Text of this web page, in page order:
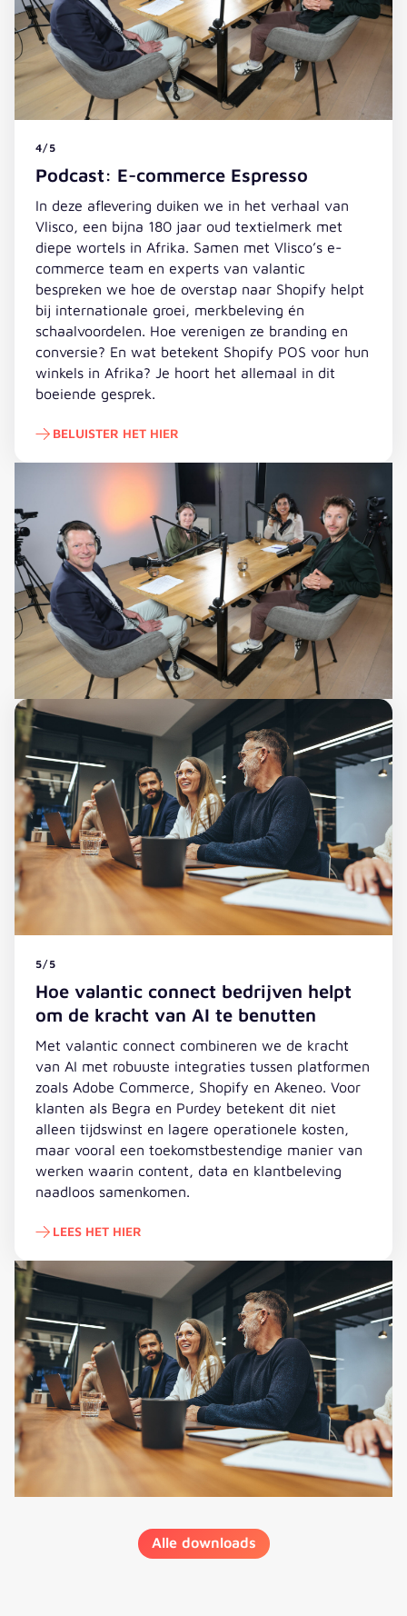
4/5
Podcast: E-commerce Espresso
In deze aflevering duiken we in het verhaal van
Vlisco, een bijna 180 jaar oud textielmerk met
diepe wortels in Afrika. Samen met Vlisco’s e-
commerce team en experts van valantic
bespreken we hoe de overstap naar Shopify helpt
bij internationale groei, merkbeleving én
schaalvoordelen. Hoe verenigen ze branding en
conversie? En wat betekent Shopify POS voor hun
winkels in Afrika? Je hoort het allemaal in dit
boeiende gesprek.
BELUISTER HET HIER
5/5
Hoe valantic connect bedrijven helpt
om de kracht van AI te benutten
Met valantic connect combineren we de kracht
van AI met robuuste integraties tussen platformen
zoals Adobe Commerce, Shopify en Akeneo. Voor
klanten als Begra en Purdey betekent dit niet
alleen tijdswinst en lagere operationele kosten,
maar vooral een toekomstbestendige manier van
werken waarin content, data en klantbeleving
naadloos samenkomen.
LEES HET HIER
Lees het hier
Alle downloads